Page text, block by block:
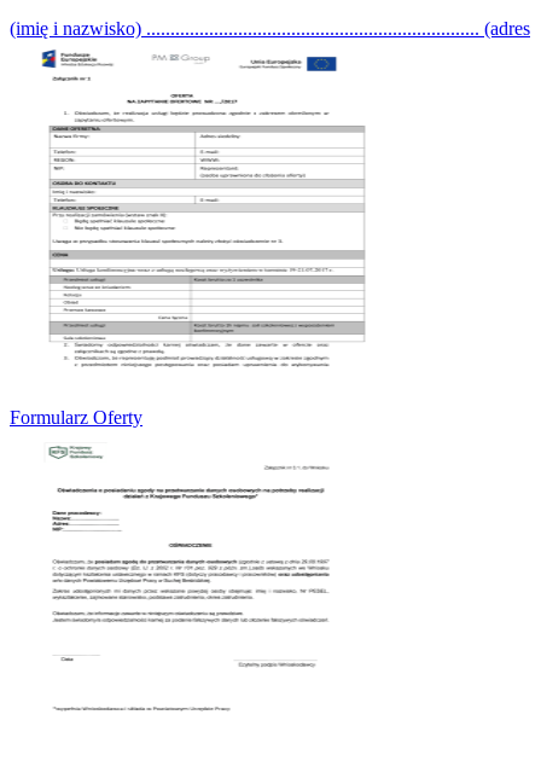
(imię i nazwisko) ..................................................................... (adres
Formularz Oferty